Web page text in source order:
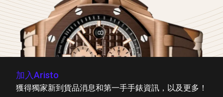
加入Aristo
獲得獨家新到貨品消息和第一手手錶資訊，以及更多！